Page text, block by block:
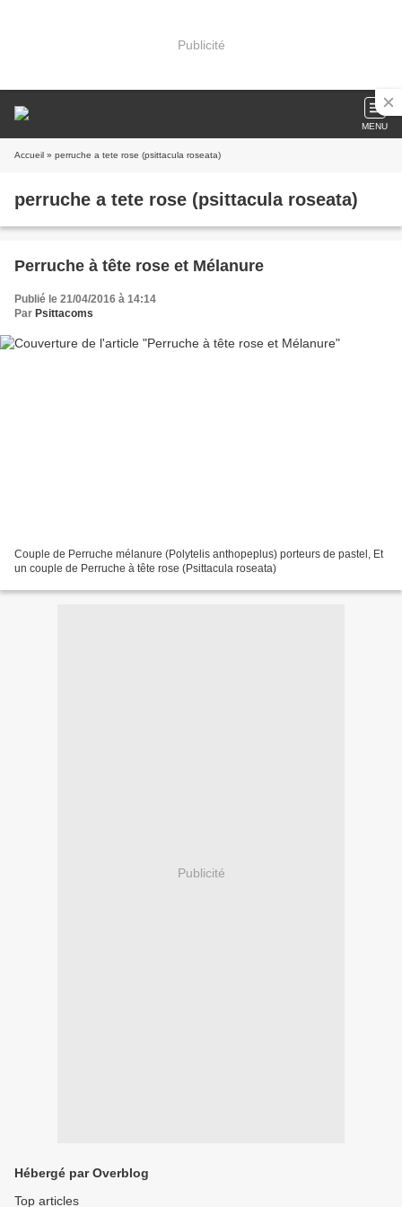
Publicité
MENU
Accueil » perruche a tete rose (psittacula roseata)
perruche a tete rose (psittacula roseata)
Perruche à tête rose et Mélanure
Publié le 21/04/2016 à 14:14
Par Psittacoms
Couple de Perruche mélanure (Polytelis anthopeplus) porteurs de pastel, Et
un couple de Perruche à tête rose (Psittacula roseata)
Publicité
Hébergé par Overblog
Top articles